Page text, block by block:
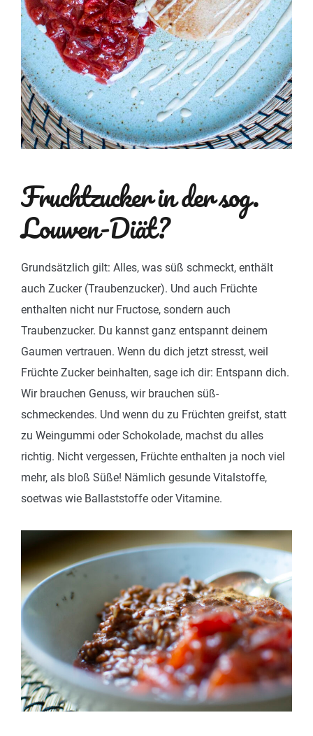
Fruchtzucker in der sog.
Louwen-Diät?
Grundsätzlich gilt: Alles, was süß schmeckt, enthält
auch Zucker (Traubenzucker). Und auch Früchte
enthalten nicht nur Fructose, sondern auch
Traubenzucker. Du kannst ganz entspannt deinem
Gaumen vertrauen. Wenn du dich jetzt stresst, weil
Früchte Zucker beinhalten, sage ich dir: Entspann dich.
Wir brauchen Genuss, wir brauchen süß-
schmeckendes. Und wenn du zu Früchten greifst, statt
zu Weingummi oder Schokolade, machst du alles
richtig. Nicht vergessen, Früchte enthalten ja noch viel
mehr, als bloß Süße! Nämlich gesunde Vitalstoffe,
soetwas wie Ballaststoffe oder Vitamine.